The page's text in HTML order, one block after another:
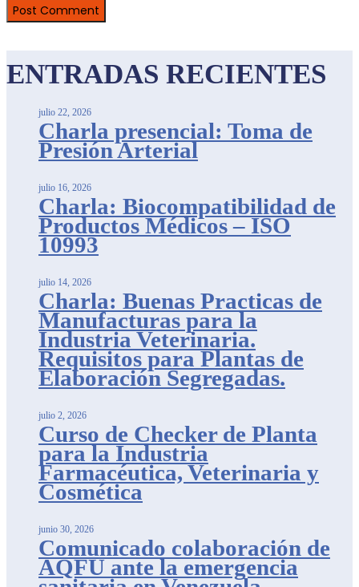
ENTRADAS RECIENTES
Charla presencial: Toma de
Presión Arterial
julio 22, 2026
Charla: Biocompatibilidad de
Productos Médicos – ISO
10993
julio 16, 2026
Charla: Buenas Practicas de
Manufacturas para la
Industria Veterinaria.
Requisitos para Plantas de
Elaboración Segregadas.
julio 14, 2026
Curso de Checker de Planta
para la Industria
Farmacéutica, Veterinaria y
Cosmética
julio 2, 2026
Comunicado colaboración de
AQFU ante la emergencia
junio 30, 2026